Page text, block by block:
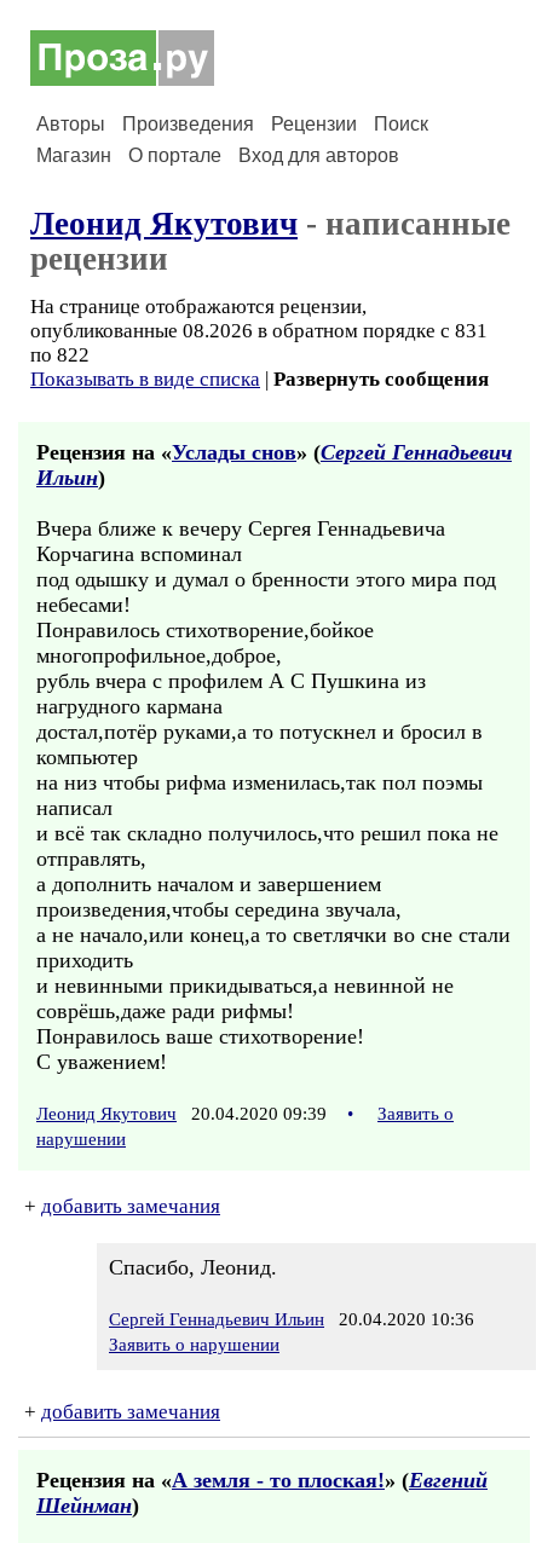
Авторы Произведения Рецензии
Поиск
Магазин
О портале Вход для авторов
Леонид Якутович - написанные
рецензии
На странице отображаются рецензии,
опубликованные 08.2026 в обратном порядке с 831
по 822
Показывать в виде списка | Развернуть сообщения
Рецензия на «Услады снов» (Сергей Геннадьевич
Ильин)
Вчера ближе к вечеру Сергея Геннадьевича
Корчагина вспоминал
под одышку и думал о бренности этого мира под
небесами!
Понравилось стихотворение,бойкое
многопрофильное,доброе,
рубль вчера с профилем А С Пушкина из
нагрудного кармана
достал,потёр руками,а то потускнел и бросил в
компьютер
на низ чтобы рифма изменилась,так пол поэмы
написал
и всё так складно получилось,что решил пока не
отправлять,
а дополнить началом и завершением
произведения,чтобы середина звучала,
а не начало,или конец,а то светлячки во сне стали
приходить
и невинными прикидываться,а невинной не
соврёшь,даже ради рифмы!
Понравилось ваше стихотворение!
С уважением!
Леонид Якутович 20.04.2020 09:39 •
Заявить о
нарушении
+ добавить замечания
Спасибо, Леонид.
Сергей Геннадьевич Ильин 20.04.2020 10:36
Заявить о нарушении
+ добавить замечания
Рецензия на «А земля - то плоская!» (Евгений
Шейнман)